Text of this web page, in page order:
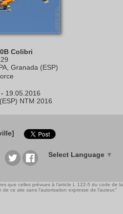
Colibri
Granada (ESP)
- 19.05.2016
NTM 2016
Select Language ▼
que celles prévues à l'article L 122-5 du code de la
ce site sans l'autorisation expresse de l'auteur."